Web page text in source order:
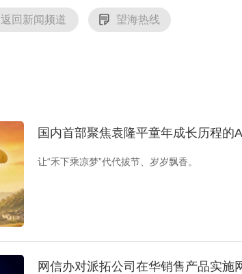
返回新闻频道 望海热线
国内首部聚焦袁隆平童年成长历程
让“禾下乘凉梦”代代拔节、岁岁飘香。
网信办对派拓公司在华销售产品实施